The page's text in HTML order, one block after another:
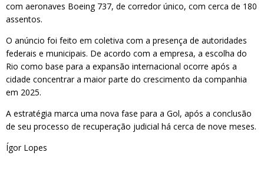
com aeronaves Boeing 737, de corredor único, com cerca de 180
assentos.
O anúncio foi feito em coletiva com a presença de autoridades
federais e municipais. De acordo com a empresa, a escolha do
Rio como base para a expansão internacional ocorre após a
cidade concentrar a maior parte do crescimento da companhia
em 2025.
A estratégia marca uma nova fase para a Gol, após a conclusão
de seu processo de recuperação judicial há cerca de nove meses.
Ígor Lopes